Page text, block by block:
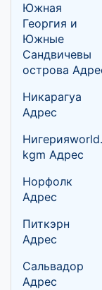
Южная
Георгия и
Южные
Сандвичевы
острова
Никарагуа
Адрес
Нигерияworld.
kgm Адрес
Норфолк
Адрес
Питкэрн
Адрес
Сальвадор
Адрес